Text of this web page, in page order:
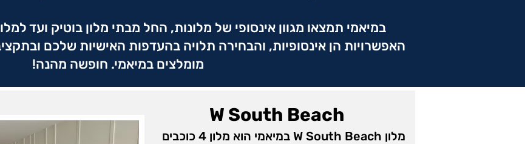
​במיאמי תמצאו מגוון אינסופי של מלונות, החל מבתי מלון בוטיק ועד
האפשרויות הן אינסופיות, והבחירה תלויה בהעדפות האישיות שלכם
מומלצים במיאמי. חופשה מהנה!
W South Beach
מלון W South Beach במיאמי הוא מלון 4 כוכבים